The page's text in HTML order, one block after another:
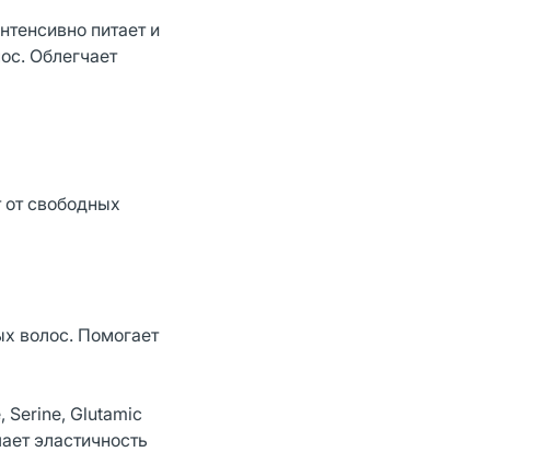
питает и
Облегчает
свободных
волос. Помогает
Serine, Glutamic
эластичность